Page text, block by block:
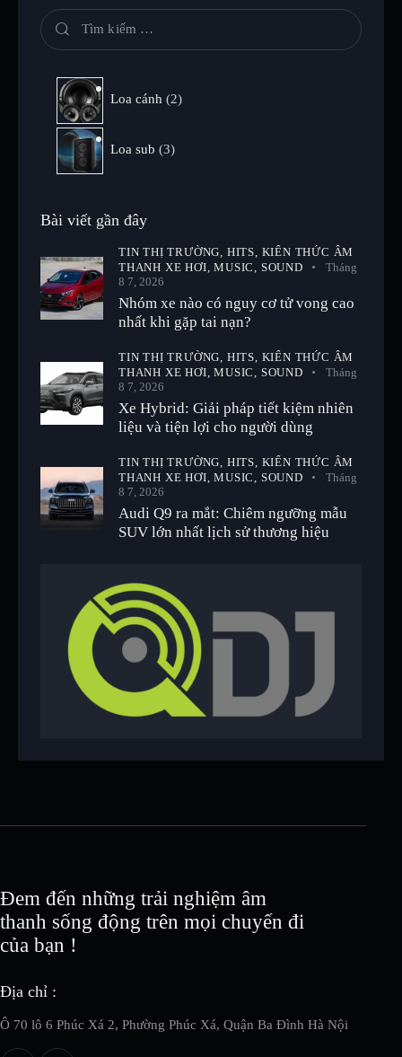
Loa cánh 2
Loa sub 3
Bài viết gần đây
TIN THỊ TRƯỜNG, HITS, KIẾN THỨC ÂM
THANH XE HƠI,MUSIC, SOUND
Tháng
8 7, 2026
Nhóm xe nào có nguy cơ tử vong cao
nhất khi gặp tai nạn?
TIN THỊ TRƯỜNG, HITS, KIẾN THỨC ÂM
THANH XE HƠI,MUSIC, SOUND
Tháng
8 7, 2026
Xe Hybrid: Giải pháp tiết kiệm nhiên
liệu và tiện lợi cho người dùng
TIN THỊ TRƯỜNG, HITS, KIẾN THỨC ÂM
THANH XE HƠI,MUSIC, SOUND
Tháng
8 7, 2026
Audi Q9 ra mắt: Chiêm ngưỡng mẫu
SUV lớn nhất lịch sử thương hiệu
Đem đến những trải nghiệm âm
thanh sống động trên mọi chuyến đi
của bạn !
Địa chỉ :
Ô 70 lô 6 Phúc Xá 2, Phường Phúc Xá, Quận Ba Đình Hà Nội